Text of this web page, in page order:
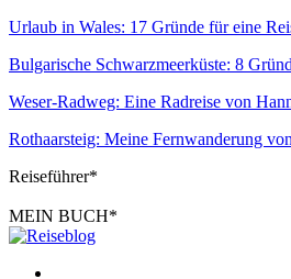
Urlaub in Wales: 17 Gründe für eine
Bulgarische Schwarzmeerküste: 8
Weser-Radweg: Eine Radreise von
Rothaarsteig: Meine Fernwanderung
Reiseführer*
MEIN BUCH*